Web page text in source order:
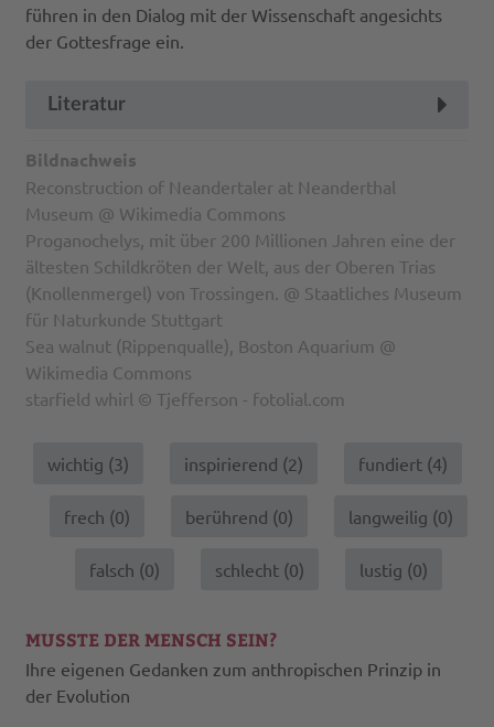
führen in den Dialog mit der Wissenschaft angesichts
der Gottesfrage ein.
Literatur
Bildnachweis
Reconstruction of Neandertaler at Neanderthal
Museum @ Wikimedia Commons
Proganochelys, mit über 200 Millionen Jahren eine der
ältesten Schildkröten der Welt, aus der Oberen Trias
(Knollenmergel) von Trossingen. @ Staatliches Museum
für Naturkunde Stuttgart
Sea walnut (Rippenqualle), Boston Aquarium @
Wikimedia Commons
starfield whirl © Tjefferson - fotolial.com
wichtig (3) inspirierend (2) fundiert (4)
frech (0) berührend (0) langweilig (0)
falsch (0) schlecht (0) lustig (0)
MUSSTE DER MENSCH SEIN?
Ihre eigenen Gedanken zum anthropischen Prinzip in
der Evolution